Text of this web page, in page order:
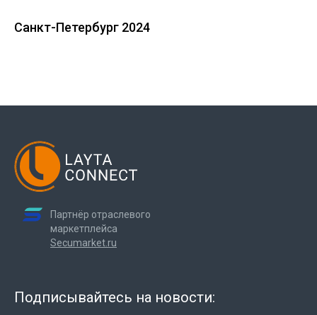
Санкт-Петербург 2024
Партнёр отраслевого
маркетплейса
Secumarket.ru
Подписывайтесь на новости: